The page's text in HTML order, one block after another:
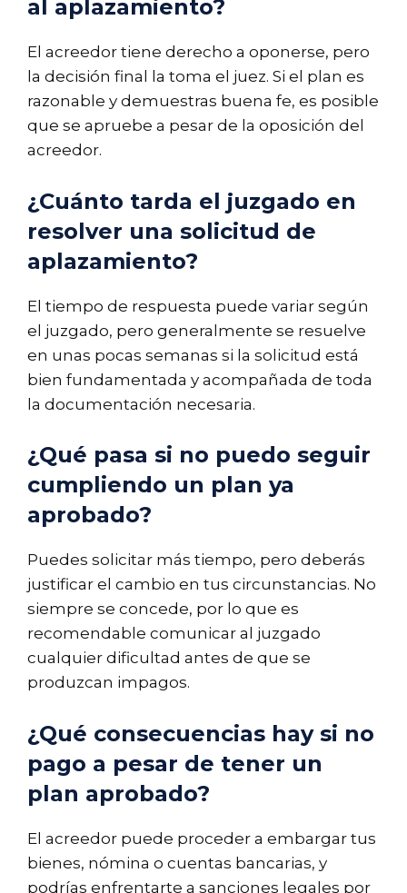
al aplazamiento?
El acreedor tiene derecho a oponerse, pero
la decisión final la toma el juez. Si el plan es
razonable y demuestras buena fe, es posible
que se apruebe a pesar de la oposición del
acreedor.
¿Cuánto tarda el juzgado en
resolver una solicitud de
aplazamiento?
El tiempo de respuesta puede variar según
el juzgado, pero generalmente se resuelve
en unas pocas semanas si la solicitud está
bien fundamentada y acompañada de toda
la documentación necesaria.
¿Qué pasa si no puedo seguir
cumpliendo un plan ya
aprobado?
Puedes solicitar más tiempo, pero deberás
justificar el cambio en tus circunstancias. No
siempre se concede, por lo que es
recomendable comunicar al juzgado
cualquier dificultad antes de que se
produzcan impagos.
¿Qué consecuencias hay si no
pago a pesar de tener un
plan aprobado?
El acreedor puede proceder a embargar tus
bienes, nómina o cuentas bancarias, y
podrías enfrentarte a sanciones legales por